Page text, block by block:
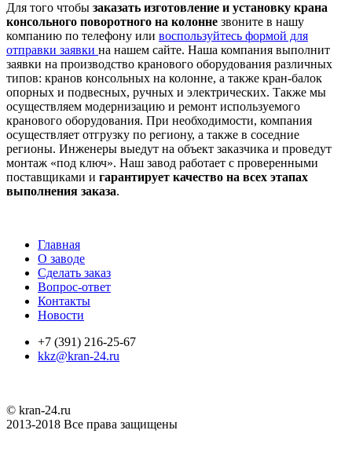
Для того чтобы заказать изготовление и установку крана
консольного поворотного на колонне звоните в нашу
компанию по телефону или воспользуйтесь формой для
отправки заявки на нашем сайте. Наша компания выполнит
заявки на производство кранового оборудования различных
типов: кранов консольных на колонне, а также кран-балок
опорных и подвесных, ручных и электрических. Также мы
осуществляем модернизацию и ремонт используемого
кранового оборудования. При необходимости, компания
осуществляет отгрузку по региону, а также в соседние
регионы. Инженеры выедут на объект заказчика и проведут
монтаж «под ключ». Наш завод работает с проверенными
поставщиками и гарантирует качество на всех этапах
выполнения заказа.
Главная
О заводе
Сделать заказ
Вопрос-ответ
Контакты
Новости
+7 (391) 216-25-67
kkz@kran-24.ru
© kran-24.ru
2013-2018 Все права защищены